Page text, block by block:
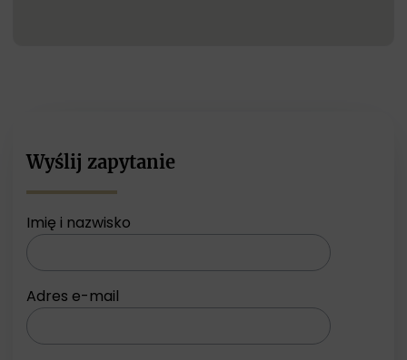
Wyślij zapytanie
Imię i nazwisko
Adres e-mail